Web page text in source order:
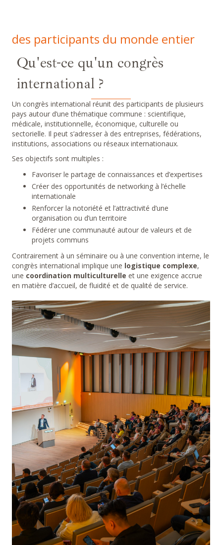
des participants du monde entier
Qu'est-ce qu'un congrès
international ?
Un congrès international réunit des participants de plusieurs
pays autour d’une thématique commune : scientifique,
médicale, institutionnelle, économique, culturelle ou
sectorielle. Il peut s’adresser à des entreprises, fédérations,
institutions, associations ou réseaux internationaux.
Ses objectifs sont multiples :
Favoriser le partage de connaissances et d’expertises
Créer des opportunités de networking à l’échelle
internationale
Renforcer la notoriété et l’attractivité d’une
organisation ou d’un territoire
Fédérer une communauté autour de valeurs et de
projets communs
Contrairement à un séminaire ou à une convention interne, le
congrès international implique une logistique complexe,
une coordination multiculturelle et une exigence accrue
en matière d’accueil, de fluidité et de qualité de service.